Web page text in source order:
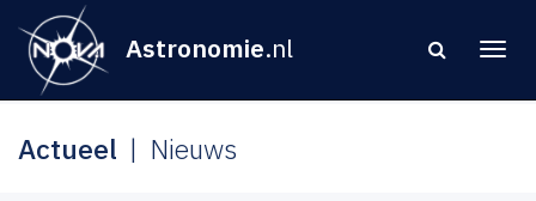
Astronomie.nl
Actueel Nieuws